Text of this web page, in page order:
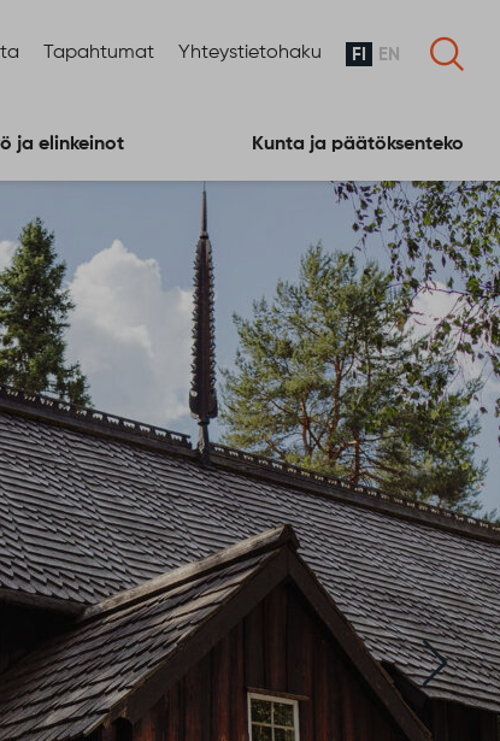
Tapahtumat Yhteystietohaku FI EN
ja elinkeinot Kunta ja päätöksenteko